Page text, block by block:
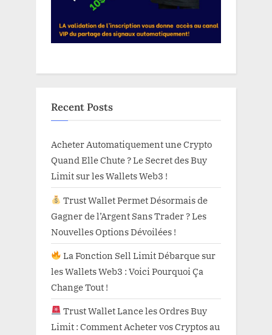
Recent Posts
Acheter Automatiquement une Crypto
Quand Elle Chute ? Le Secret des Buy
Limit sur les Wallets Web3 !
Trust Wallet Permet Désormais de
Gagner de l’Argent Sans Trader ? Les
Nouvelles Options Dévoilées !
La Fonction Sell Limit Débarque sur
les Wallets Web3 : Voici Pourquoi Ça
Change Tout !
Trust Wallet Lance les Ordres Buy
Limit : Comment Acheter vos Cryptos au